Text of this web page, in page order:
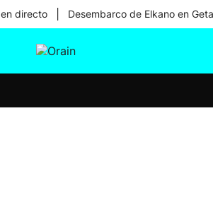
directo Desembarco de Elkano en